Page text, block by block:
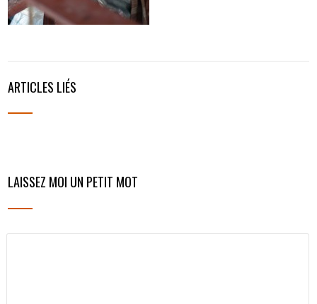
ARTICLES LIÉS
LAISSEZ MOI UN PETIT MOT